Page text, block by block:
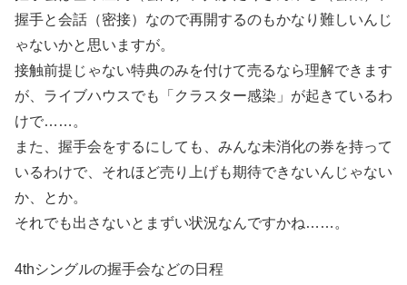
握手と会話（密接）なので再開するのもかなり難しいんじ
ゃないかと思いますが。
接触前提じゃない特典のみを付けて売るなら理解できます
が、ライブハウスでも「クラスター感染」が起きているわ
けで……。
また、握手会をするにしても、みんな未消化の券を持って
いるわけで、それほど売り上げも期待できないんじゃない
か、とか。
それでも出さないとまずい状況なんですかね……。
4thシングルの握手会などの日程